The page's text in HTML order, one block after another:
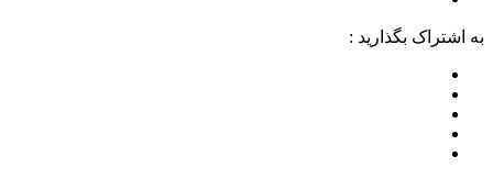
به اشتراک بگذارید :